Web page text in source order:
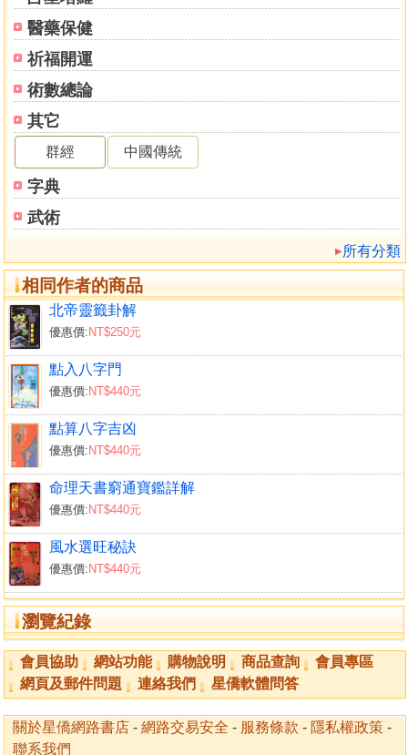
醫藥保健
祈福開運
術數總論
其它
群經 中國傳統
字典
武術
所有分類
相同作者的商品
北帝靈籤卦解
優惠價: NT$250元
點入八字門
優惠價: NT$440元
點算八字吉凶
優惠價: NT$440元
命理天書窮通寶鑑詳解
優惠價: NT$440元
風水選旺秘訣
優惠價: NT$440元
瀏覽紀錄
偉榮的實驗 132
無不奇中 不可不信 132
九柱同參 選旺催吉 133
六合彩買六中五 134
推算旺財時運 137
中獎時運財強傷也強 138
小結：誰支配命運 141
第三章 天地人 144
細肥的命運 144
移民改變命運 145
命喜金水移民金水旺方 150
少年發富 時運可尋 152
丙午大運「黑到爆」 154
四年衰運纏身 159
己丑年禍至 162
官司審結八柱同參 164
地人連線改寫命運 166
獄中反省 170
後記：宿業與消業 173
二爺的官災 175
地緣與命運連線 175
衰旺之真機 177
算到甲午大凶 179
招凶的人脈連線 180
福無雙至禍不單行 185
忌神輾轉攻家散財空 187
九柱同參用神受傷 189
禍兮福之所伏 191
乙未年的轉機 196
索奇的冤獄 198
較量身旺 199
會員協助 網站功能 購物說明 商品查詢
會員專區
網頁及郵件問題
連絡我們 星僑軟體問答
關於星僑網路書店 - 網路交易安全 - 服務條款 - 隱私權政策 -
聯系我們